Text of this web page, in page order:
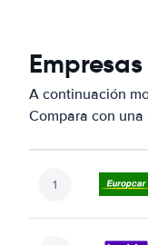
A continuación
Compara con